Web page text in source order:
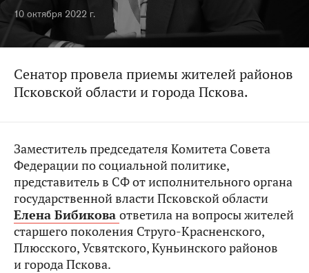
10 октября 2022 г.
Сенатор провела приемы жителей районов
Псковской области и города Пскова.
Заместитель председателя Комитета Совета
Федерации по социальной политике,
представитель в СФ от исполнительного органа
государственной власти Псковской области
Елена Бибикова ответила на вопросы жителей
старшего поколения Струго-Красненского,
Плюсского, Усвятского, Куньинского районов
и города Пскова.